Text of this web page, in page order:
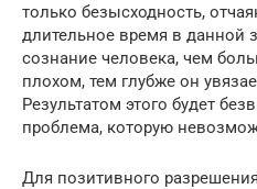
только безысходность,
длительное время в данной
сознание человека, чем
плохом, тем глубже он
Результатом этого будет
проблема, которую
Для позитивного